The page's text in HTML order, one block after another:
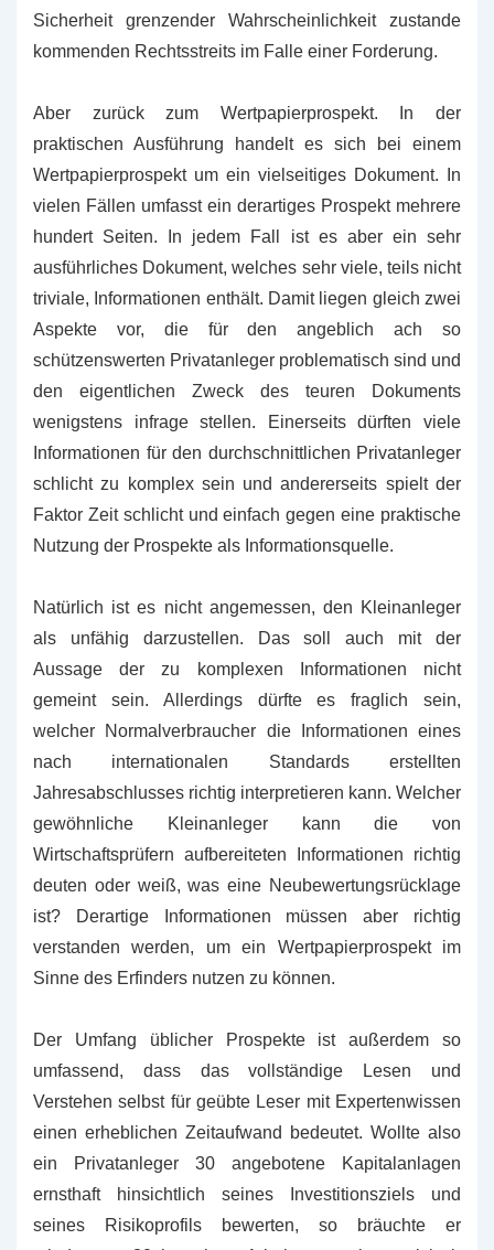
Sicherheit grenzender Wahrscheinlichkeit zustande
kommenden Rechtsstreits im Falle einer Forderung.
Aber zurück zum Wertpapierprospekt. In der
praktischen Ausführung handelt es sich bei einem
Wertpapierprospekt um ein vielseitiges Dokument. In
vielen Fällen umfasst ein derartiges Prospekt mehrere
hundert Seiten. In jedem Fall ist es aber ein sehr
ausführliches Dokument, welches sehr viele, teils nicht
triviale, Informationen enthält. Damit liegen gleich zwei
Aspekte vor, die für den angeblich ach so
schützenswerten Privatanleger problematisch sind und
den eigentlichen Zweck des teuren Dokuments
wenigstens infrage stellen. Einerseits dürften viele
Informationen für den durchschnittlichen Privatanleger
schlicht zu komplex sein und andererseits spielt der
Faktor Zeit schlicht und einfach gegen eine praktische
Nutzung der Prospekte als Informationsquelle.
Natürlich ist es nicht angemessen, den Kleinanleger
als unfähig darzustellen. Das soll auch mit der
Aussage der zu komplexen Informationen nicht
gemeint sein. Allerdings dürfte es fraglich sein,
welcher Normalverbraucher die Informationen eines
nach internationalen Standards erstellten
Jahresabschlusses richtig interpretieren kann. Welcher
gewöhnliche Kleinanleger kann die von
Wirtschaftsprüfern aufbereiteten Informationen richtig
deuten oder weiß, was eine Neubewertungsrücklage
ist? Derartige Informationen müssen aber richtig
verstanden werden, um ein Wertpapierprospekt im
Sinne des Erfinders nutzen zu können.
Der Umfang üblicher Prospekte ist außerdem so
umfassend, dass das vollständige Lesen und
Verstehen selbst für geübte Leser mit Expertenwissen
einen erheblichen Zeitaufwand bedeutet. Wollte also
ein Privatanleger 30 angebotene Kapitalanlagen
ernsthaft hinsichtlich seines Investitionsziels und
seines Risikoprofils bewerten, so bräuchte er